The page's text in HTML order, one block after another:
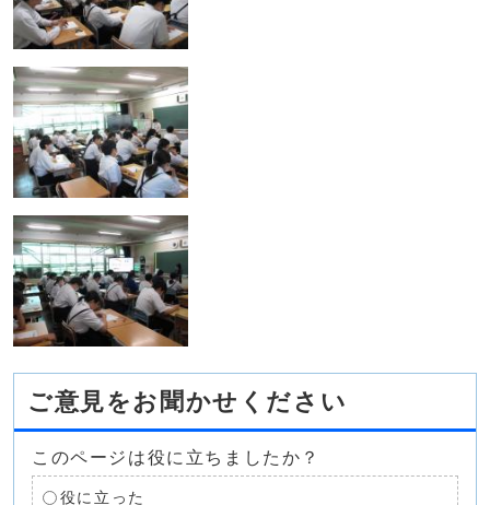
ご意見をお聞かせください
このページは役に立ちましたか？
役に立った